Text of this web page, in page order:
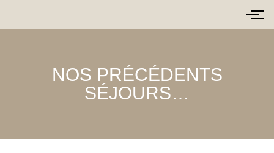
NOS PRÉCÉDENTS
SÉJOURS…